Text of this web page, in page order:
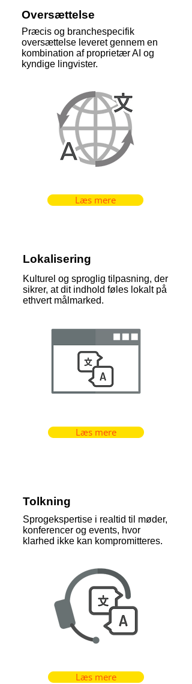
Oversættelse
Præcis og branchespecifik
oversættelse leveret gennem en
kombination af proprietær AI og
kyndige lingvister.
Læs mere
Lokalisering
Kulturel og sproglig tilpasning, der
sikrer, at dit indhold føles lokalt på
ethvert målmarked.
Læs mere
Tolkning
Sprogekspertise i realtid til møder,
konferencer og events, hvor
klarhed ikke kan kompromitteres.
Læs mere